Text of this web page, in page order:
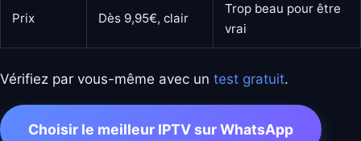
Prix Dès 9,95€, clair
Trop beau pour être
vrai
Vérifiez par vous-même avec un test gratuit.
Choisir le meilleur IPTV sur WhatsApp